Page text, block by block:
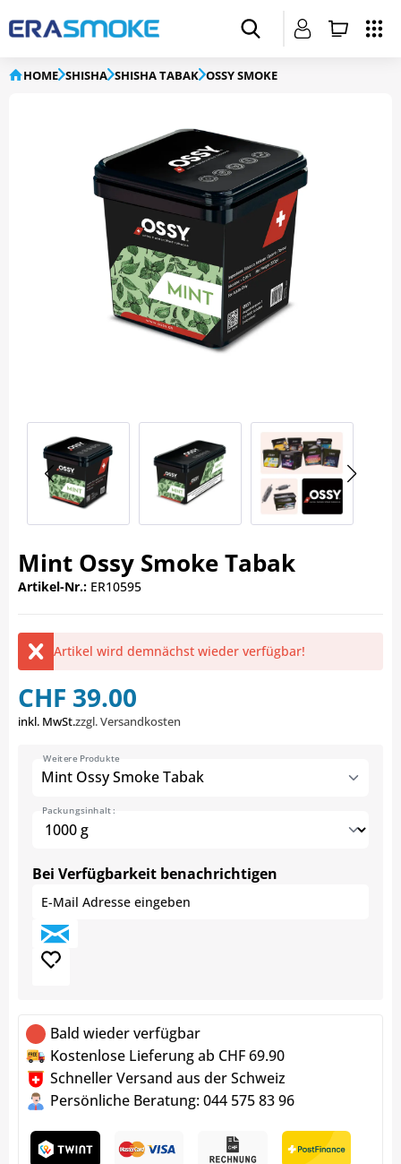
HOME SHISHA SHISHA TABAK OSSY SMOKE
Mint Ossy Smoke Tabak
Artikel-Nr.: ER10595
Artikel wird demnächst wieder verfügbar!
CHF 39.00
inkl. MwSt.zzgl. Versandkosten
Mint Ossy Smoke Tabak
Weitere Produkte
Packungsinhalt :
Bei Verfügbarkeit benachrichtigen
Bald wieder verfügbar
Kostenlose Lieferung ab CHF 69.90
Schneller Versand aus der Schweiz
Persönliche Beratung: 044 575 83 96